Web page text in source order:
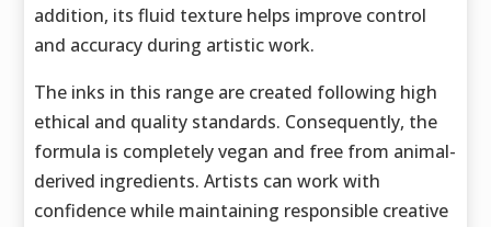
addition, its fluid texture helps improve control
and accuracy during artistic work.
The inks in this range are created following high
ethical and quality standards. Consequently, the
formula is completely vegan and free from animal-
derived ingredients. Artists can work with
confidence while maintaining responsible creative